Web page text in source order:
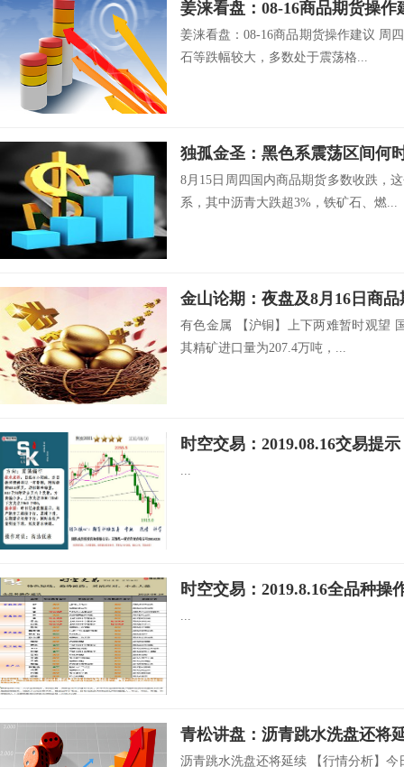
姜涞看盘：08-16商品期货操作
姜涞看盘：08-16商品期货操作建议 周
石等跌幅较大，多数处于震荡格...
独孤金圣：黑色系震荡区间何
8月15日周四国内商品期货多数收跌，
系，其中沥青大跌超3%，铁矿石、燃...
金山论期：夜盘及8月16日商
有色金属 【沪铜】上下两难暂时观望
其精矿进口量为207.4万吨，...
时空交易：2019.08.16交易提示
...
时空交易：2019.8.16全品种操
...
青松讲盘：沥青跳水洗盘还将
沥青跳水洗盘还将延续 【行情分析】今